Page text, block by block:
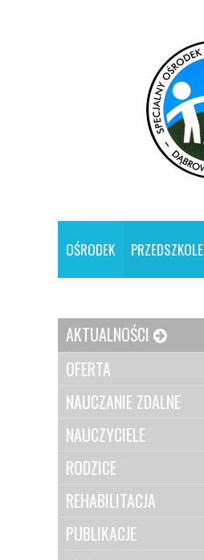
OŚRODEK PRZEDSZKOLE
AKTUALNOŚCI
OFERTA
NAUCZANIE ZDALNE
NAUCZYCIELE
RODZICE
REHABILITACJA
PUBLIKACJE